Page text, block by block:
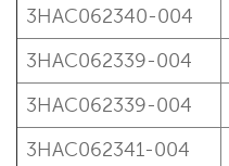
3HAC062340-004
3HAC062339-004
3HAC062339-004
3HAC062341-004